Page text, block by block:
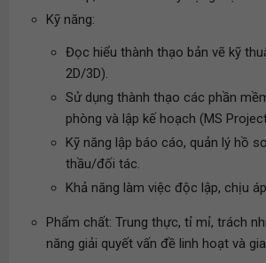
Kỹ năng:
Đọc hiểu thành thạo bản vẽ kỹ
2D/3D).
Sử dụng thành thạo các phần
phòng và lập kế hoạch (MS
Kỹ năng lập báo cáo, quản lý hồ
thầu/đối tác.
Khả năng làm việc độc lập, chịu
Phẩm chất: Trung thực, tỉ mỉ, trách
năng giải quyết vấn đề linh hoạt và